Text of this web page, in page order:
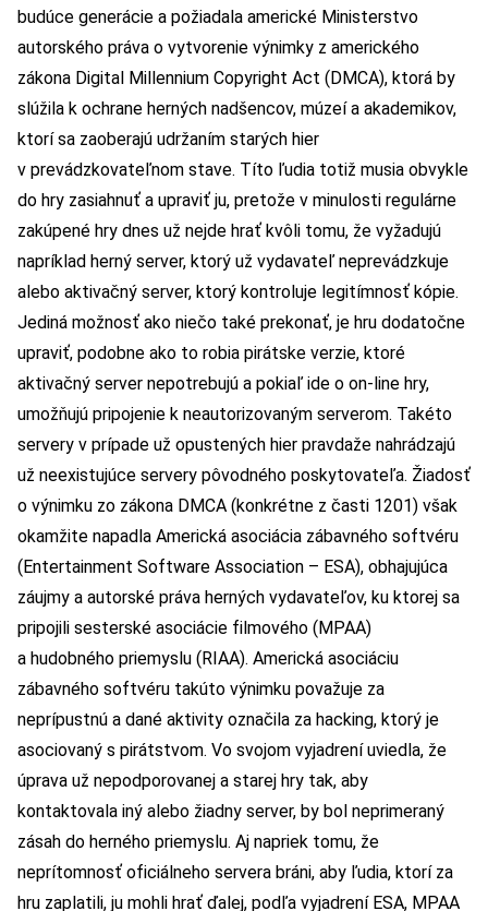
budúce generácie a požiadala americké Ministerstvo
autorského práva o vytvorenie výnimky z amerického
zákona Digital Millennium Copyright Act (DMCA), ktorá by
slúžila k ochrane herných nadšencov, múzeí a akademikov,
ktorí sa zaoberajú udržaním starých hier
v prevádzkovateľnom stave. Títo ľudia totiž musia obvykle
do hry zasiahnuť a upraviť ju, pretože v minulosti regulárne
zakúpené hry dnes už nejde hrať kvôli tomu, že vyžadujú
napríklad herný server, ktorý už vydavateľ neprevádzkuje
alebo aktivačný server, ktorý kontroluje legitímnosť kópie.
Jediná možnosť ako niečo také prekonať, je hru dodatočne
upraviť, podobne ako to robia pirátske verzie, ktoré
aktivačný server nepotrebujú a pokiaľ ide o on-line hry,
umožňujú pripojenie k neautorizovaným serverom. Takéto
servery v prípade už opustených hier pravdaže nahrádzajú
už neexistujúce servery pôvodného poskytovateľa. Žiadosť
o výnimku zo zákona DMCA (konkrétne z časti 1201) však
okamžite napadla Americká asociácia zábavného softvéru
(Entertainment Software Association – ESA), obhajujúca
záujmy a autorské práva herných vydavateľov, ku ktorej sa
pripojili sesterské asociácie filmového (MPAA)
a hudobného priemyslu (RIAA). Americká asociáciu
zábavného softvéru takúto výnimku považuje za
neprípustnú a dané aktivity označila za hacking, ktorý je
asociovaný s pirátstvom. Vo svojom vyjadrení uviedla, že
úprava už nepodporovanej a starej hry tak, aby
kontaktovala iný alebo žiadny server, by bol neprimeraný
zásah do herného priemyslu. Aj napriek tomu, že
neprítomnosť oficiálneho servera bráni, aby ľudia, ktorí za
hru zaplatili, ju mohli hrať ďalej, podľa vyjadrení ESA, MPAA